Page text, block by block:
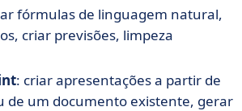
fórmulas de linguagem natural,
criar previsões, limpeza
: criar apresentações a partir de
de um documento existente, gerar